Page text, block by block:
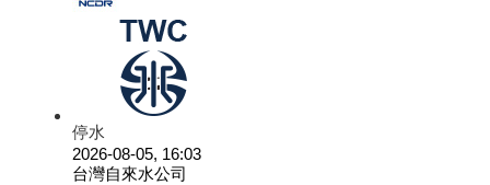
停水
2026-08-05, 16:03
台灣自來水公司